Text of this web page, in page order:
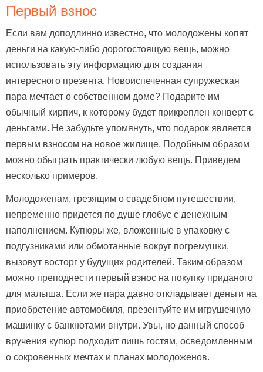
Первый взнос
Если вам доподлинно известно, что молодожены копят
деньги на какую-либо дорогостоящую вещь, можно
использовать эту информацию для создания
интересного презента. Новоиспеченная супружеская
пара мечтает о собственном доме? Подарите им
обычный кирпич, к которому будет прикреплен конверт с
деньгами. Не забудьте упомянуть, что подарок является
первым взносом на новое жилище. Подобным образом
можно обыграть практически любую вещь. Приведем
несколько примеров.
Молодоженам, грезящим о свадебном путешествии,
непременно придется по душе глобус с денежным
наполнением. Купюры же, вложенные в упаковку с
подгузниками или обмотанные вокруг погремушки,
вызовут восторг у будущих родителей. Таким образом
можно преподнести первый взнос на покупку приданого
для малыша. Если же пара давно откладывает деньги на
приобретение автомобиля, презентуйте им игрушечную
машинку с банкнотами внутри. Увы, но данный способ
вручения купюр подходит лишь гостям, осведомленным
о сокровенных мечтах и планах молодоженов.